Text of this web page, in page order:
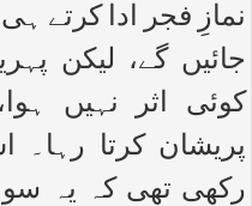
نمازِ فجر ادا کرتے
جائیں گے، لیکن
کوئی اثر نہیں
پریشان کرتا
رکھی تھی کہ یہ